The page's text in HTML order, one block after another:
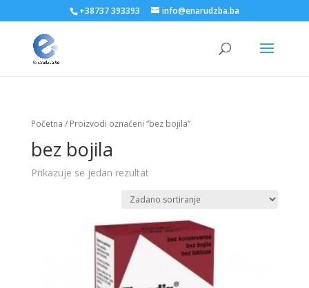
+38737 393393 info@enarudzba.ba
Početna / Proizvodi označeni “bez bojila”
bez bojila
Prikazuje se jedan rezultat